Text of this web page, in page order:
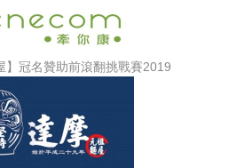
】冠名贊助前滾翻挑戰賽2019